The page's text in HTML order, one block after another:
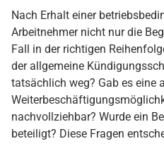
Nach Erhalt einer
Arbeitnehmer nicht nur die
Fall in der richtigen
der allgemeine
tatsächlich weg? Gab es eine
nachvollziehbar? Wurde ein
beteiligt? Diese Fragen